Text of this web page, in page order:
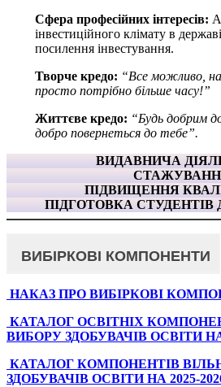
Сфера професійних інтересів:
інвестиційного клімату в
посилення інвестування.
Творче кредо: “Все можливо,
просто потрібно більше часу!”
Життєве кредо: “Будь добрим
добро повернеться до тебе”.
ВИДАВНИЧА
ПІДВИЩЕННЯ
ПІДГОТОВКА СТУДЕНТІВ
ВИБІРКОВІ КОМПОНЕНТИ
НАКАЗ ПРО ВИБІРКОВІ
КАТАЛОГ ОСВІТНІХ
ВИБОРУ ЗДОБУВАЧІВ ОСВІТИ НА
КАТАЛОГ КОМПОНЕНТІВ
ЗДОБУВАЧІВ ОСВІТИ НА 2025-